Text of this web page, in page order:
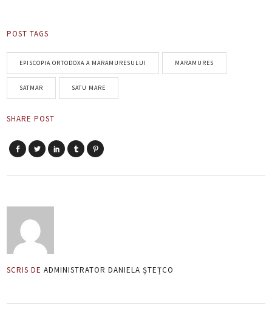
POST TAGS
EPISCOPIA ORTODOXA A MARAMURESULUI MARAMURES
SATMAR SATU MARE
SHARE POST
SCRIS DE ADMINISTRATOR DANIELA ȘTEȚCO